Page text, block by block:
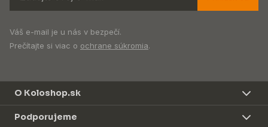
Váš e-mail je u nás v bezpečí.
Prečítajte si viac o ochrane súkromia.
O Koloshop.sk
Podporujeme